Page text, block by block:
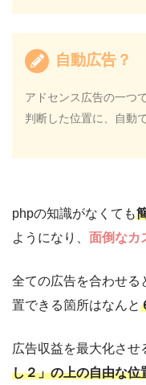
自動広告？
アドセンス広告の一つ
判断した位置に、自動
phpの知識がなくても
ようになり、 面倒なカ
全ての広告を合わせる
置できる箇所はなんと
広告収益を最大化させ
し２」の上の自由な位